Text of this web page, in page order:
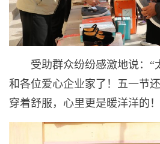
受助群众纷纷感激地说：“
和各位爱心企业家了！五一节
穿着舒服，心里更是暖洋洋的